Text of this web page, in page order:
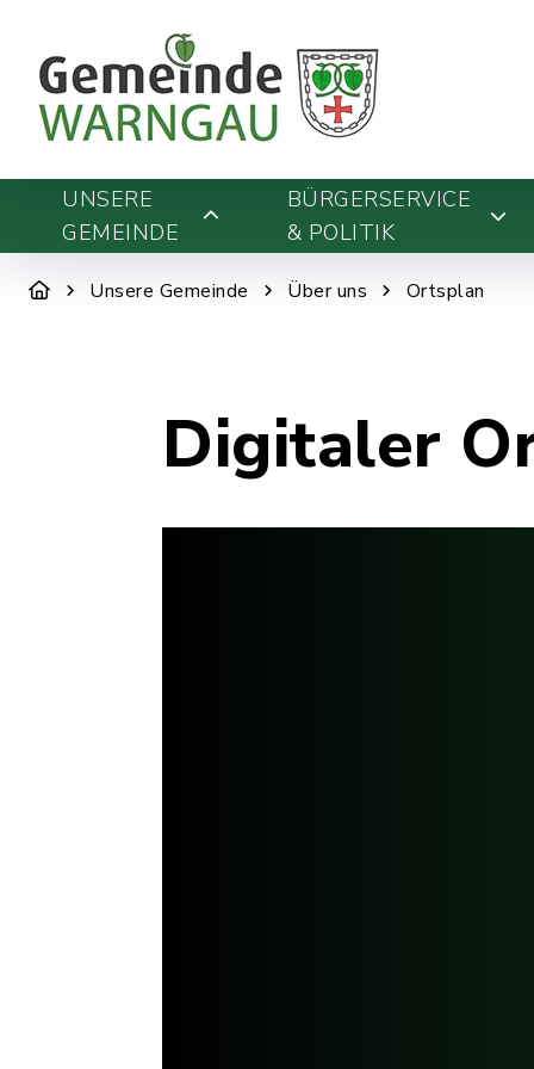
UNSERE
GEMEINDE
BÜRGERSERVICE
& POLITIK
Unsere Gemeinde Über uns Ortsplan
Digitaler